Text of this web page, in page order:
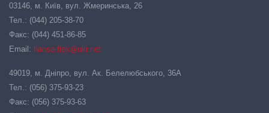
03146, м. Київ, вул. Жмеринська, 26
Тел.: (044) 205-38-70
Факс: (044) 451-86-85
Email: hansa-flex@ukr.net
49019, м. Дніпро, вул. Ак. Белелюбського, 36А
Тел.: (056) 375-93-23
Факс: (056) 375-93-63